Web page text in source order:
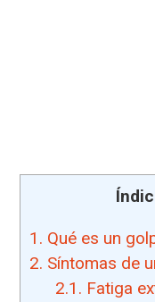
1. Qué es un
2. Síntomas de
2.1. Fatiga